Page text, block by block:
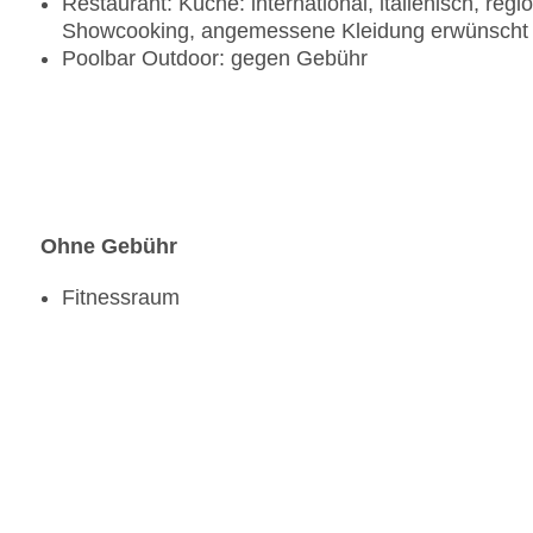
Showcooking, angemessene Kleidung erwünscht
Poolbar Outdoor: gegen Gebühr
Ohne Gebühr
Fitnessraum